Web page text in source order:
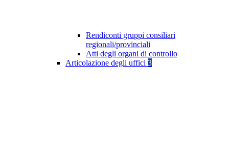
Rendiconti gruppi consiliari
regionali/provinciali
Atti degli organi di controllo
Articolazione degli uffici 3